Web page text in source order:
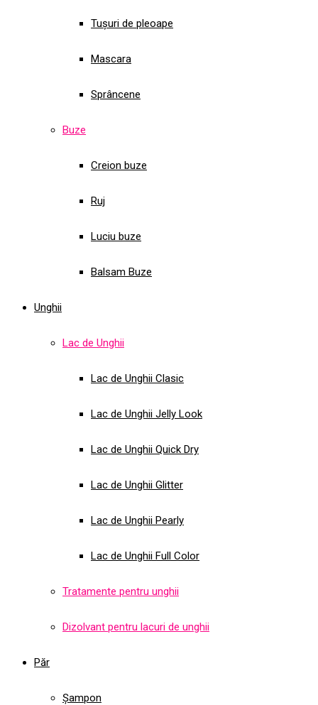
Tușuri de pleoape
Mascara
Sprâncene
Buze
Creion buze
Ruj
Luciu buze
Balsam Buze
Unghii
Lac de Unghii
Lac de Unghii Clasic
Lac de Unghii Jelly Look
Lac de Unghii Quick Dry
Lac de Unghii Glitter
Lac de Unghii Pearly
Lac de Unghii Full Color
Tratamente pentru unghii
Dizolvant pentru lacuri de unghii
Păr
Șampon